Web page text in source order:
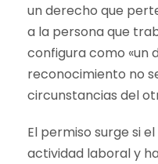
un derecho que
a la persona que
configura como «un
reconocimiento no
circunstancias del
El permiso surge si
actividad laboral y